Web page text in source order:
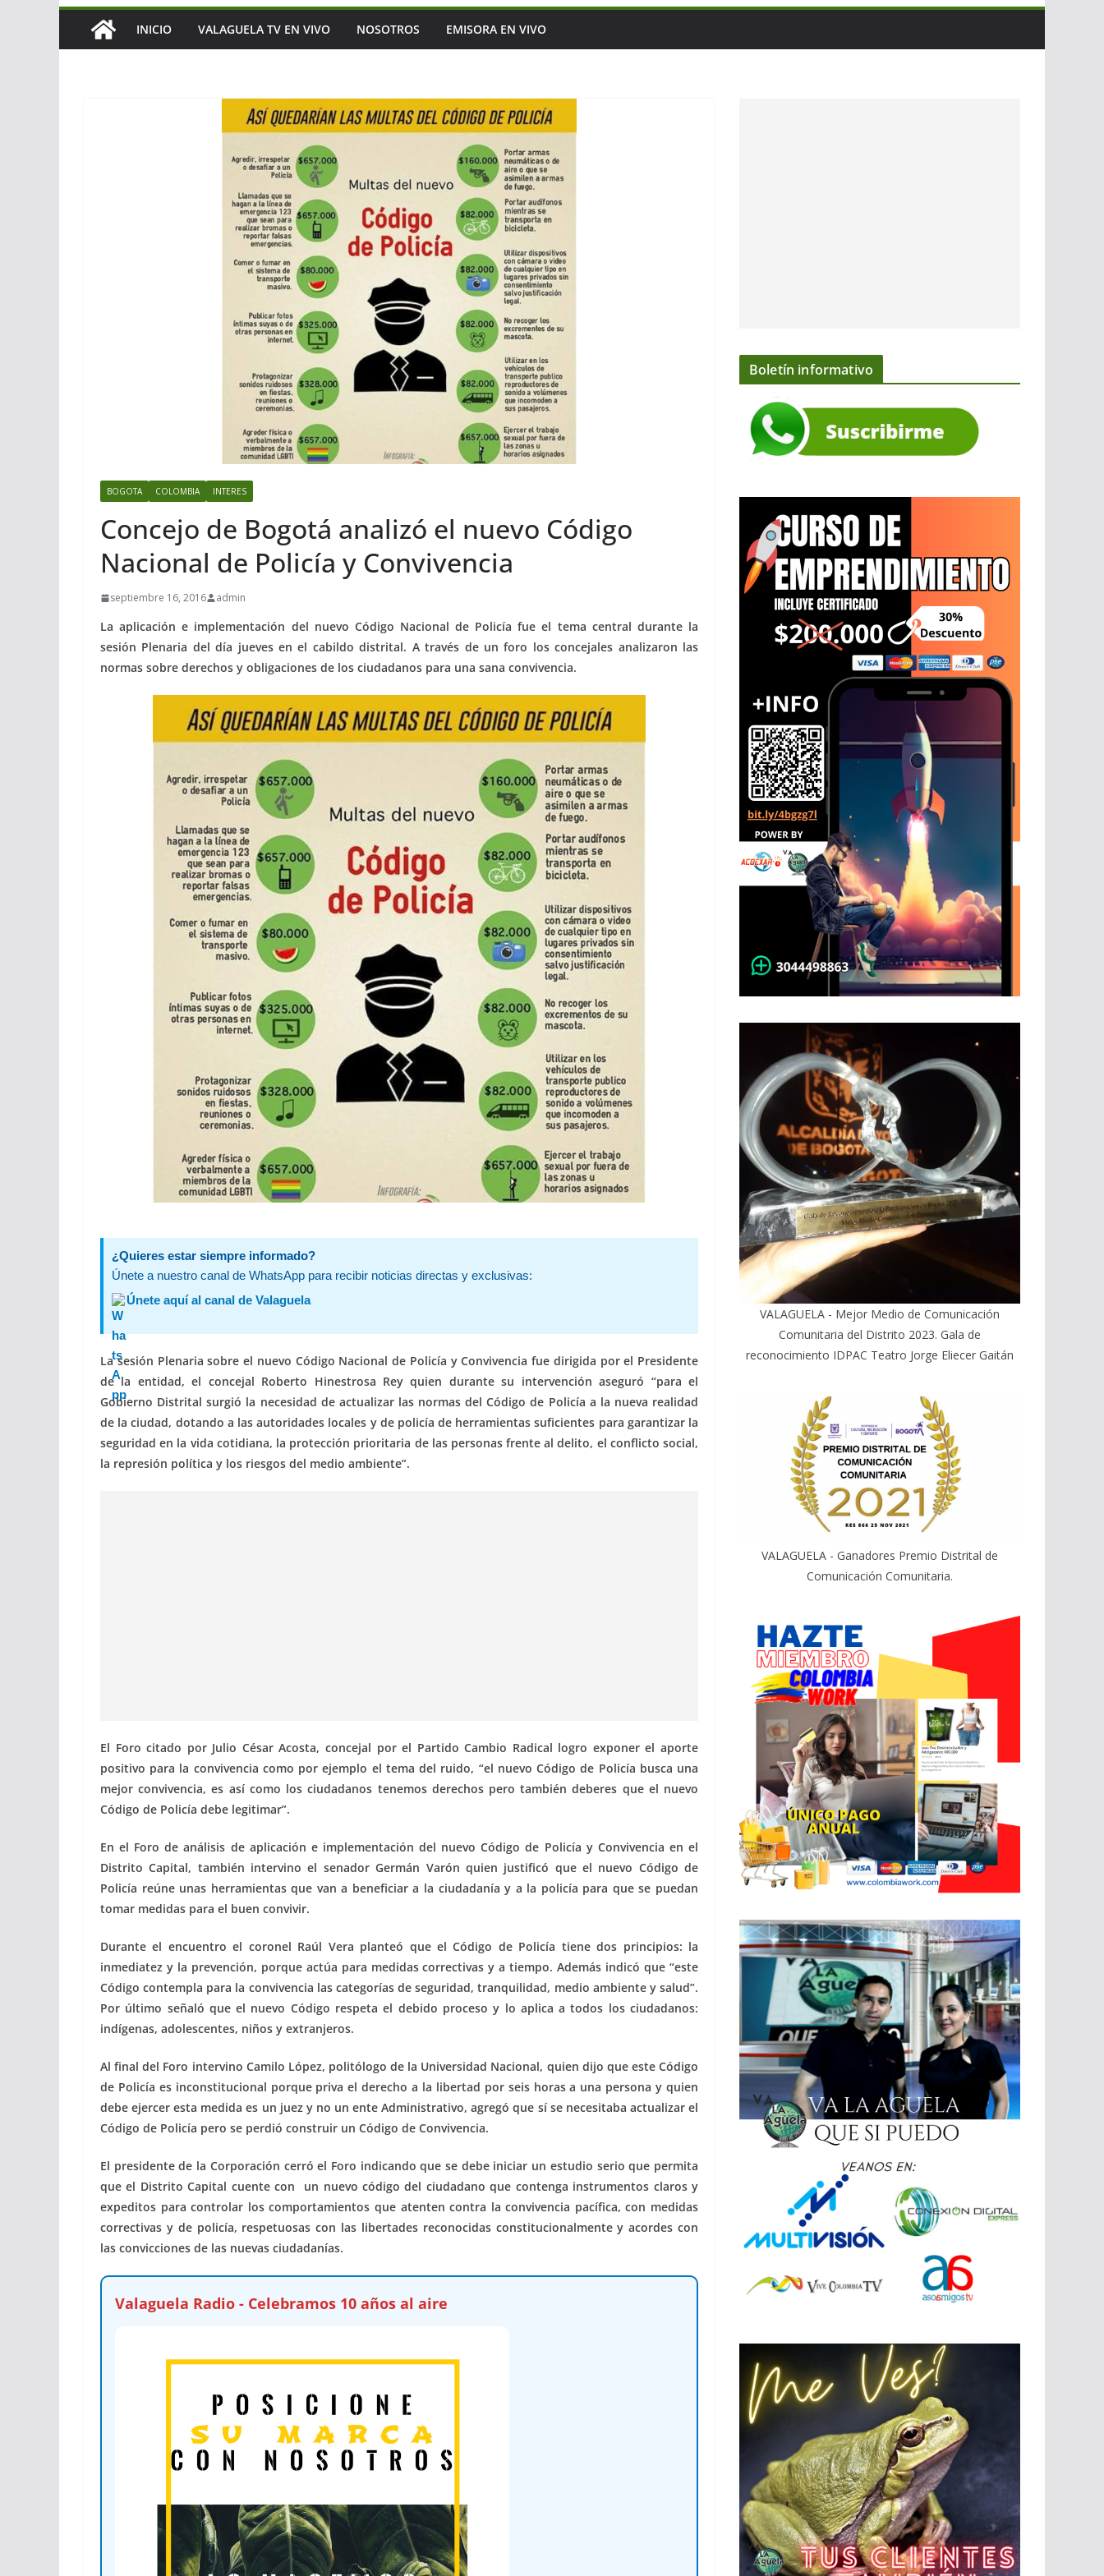
INICIO VALAGUELA TV EN VIVO NOSOTROS EMISORA EN VIVO
BOGOTA COLOMBIA INTERES
Concejo de Bogotá analizó el nuevo Código
Nacional de Policía y Convivencia
septiembre 16, 2016 admin
La aplicación e implementación del nuevo Código Nacional de Policía fue el tema central durante la
sesión Plenaria del día jueves en el cabildo distrital. A través de un foro los concejales analizaron las
normas sobre derechos y obligaciones de los ciudadanos para una sana convivencia.
¿Quieres estar siempre informado?
Únete a nuestro canal de WhatsApp para recibir noticias directas y exclusivas:
Únete aquí al canal de Valaguela
La sesión Plenaria sobre el nuevo Código Nacional de Policía y Convivencia fue dirigida por el Presidente
de la entidad, el concejal Roberto Hinestrosa Rey quien durante su intervención aseguró “para el
Gobierno Distrital surgió la necesidad de actualizar las normas del Código de Policía a la nueva realidad
de la ciudad, dotando a las autoridades locales y de policía de herramientas suficientes para garantizar la
seguridad en la vida cotidiana, la protección prioritaria de las personas frente al delito, el conflicto social,
la represión política y los riesgos del medio ambiente”.
El Foro citado por Julio César Acosta, concejal por el Partido Cambio Radical logro exponer el aporte
positivo para la convivencia como por ejemplo el tema del ruido, “el nuevo Código de Policía busca una
mejor convivencia, es así como los ciudadanos tenemos derechos pero también deberes que el nuevo
Código de Policía debe legitimar”.
En el Foro de análisis de aplicación e implementación del nuevo Código de Policía y Convivencia en el
Distrito Capital, también intervino el senador Germán Varón quien justificó que el nuevo Código de
Policía reúne unas herramientas que van a beneficiar a la ciudadanía y a la policía para que se puedan
tomar medidas para el buen convivir.
Durante el encuentro el coronel Raúl Vera planteó que el Código de Policía tiene dos principios: la
inmediatez y la prevención, porque actúa para medidas correctivas y a tiempo. Además indicó que “este
Código contempla para la convivencia las categorías de seguridad, tranquilidad, medio ambiente y salud”.
Por último señaló que el nuevo Código respeta el debido proceso y lo aplica a todos los ciudadanos:
indígenas, adolescentes, niños y extranjeros.
Al final del Foro intervino Camilo López, politólogo de la Universidad Nacional, quien dijo que este Código
de Policía es inconstitucional porque priva el derecho a la libertad por seis horas a una persona y quien
debe ejercer esta medida es un juez y no un ente Administrativo, agregó que sí se necesitaba actualizar el
Código de Policía pero se perdió construir un Código de Convivencia.
El presidente de la Corporación cerró el Foro indicando que se debe iniciar un estudio serio que permita
que el Distrito Capital cuente con un nuevo código del ciudadano que contenga instrumentos claros y
expeditos para controlar los comportamientos que atenten contra la convivencia pacífica, con medidas
correctivas y de policía, respetuosas con las libertades reconocidas constitucionalmente y acordes con
las convicciones de las nuevas ciudadanías.
Valaguela Radio - Celebramos 10 años al aire
Boletín informativo
VALAGUELA - Mejor Medio de Comunicación
Comunitaria del Distrito 2023. Gala de
reconocimiento IDPAC Teatro Jorge Eliecer Gaitán
VALAGUELA - Ganadores Premio Distrital de
Comunicación Comunitaria.